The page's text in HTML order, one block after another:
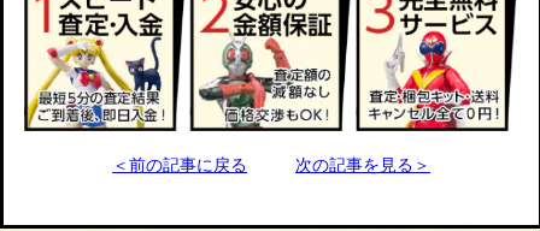
＜前の記事に戻る 次の記事を見る＞